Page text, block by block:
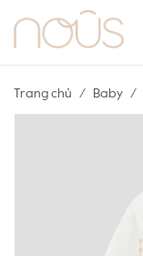
Trang chủ Baby